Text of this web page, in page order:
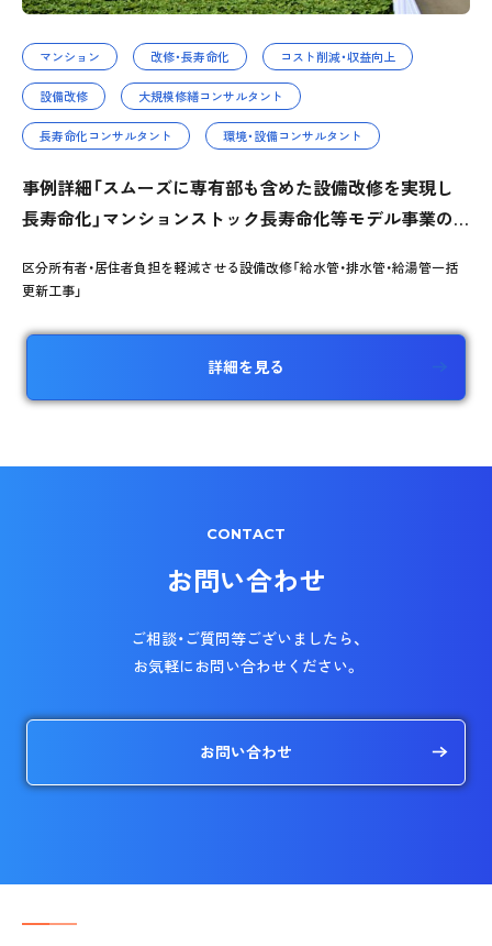
マンション 改修・長寿命化 コスト削減・収益向上
設備改修 大規模修繕コンサルタント
長寿命化コンサルタント 環境・設備コンサルタント
事例詳細「スムーズに専有部も含めた設備改修を実現し
長寿命化」マンションストック長寿命化等モデル事業の
区分所有者・居住者負担を軽減させる設備改修「給水管・排水管・給湯管一括
更新工事」
詳細を見る
CONTACT
お問い合わせ
ご相談・ご質問等ございましたら、
お気軽にお問い合わせください。
お問い合わせ